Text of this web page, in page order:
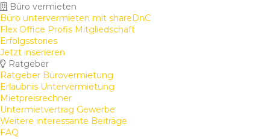
Büro vermieten
Büro untervermieten mit shareDnC
Flex Office Profis Mitgliedschaft
Erfolgsstories
Jetzt inserieren
Ratgeber
Ratgeber Bürovermietung
Erlaubnis Untervermietung
Mietpreisrechner
Untermietvertrag Gewerbe
Weitere interessante Beiträge
FAQ